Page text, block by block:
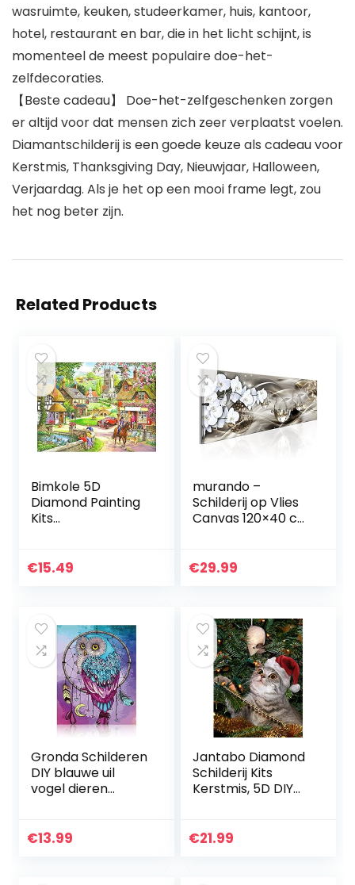
wasruimte, keuken, studeerkamer, huis, kantoor,
hotel, restaurant en bar, die in het licht schijnt, is
momenteel de meest populaire doe-het-
zelfdecoraties.
【Beste cadeau】 Doe-het-zelfgeschenken zorgen
er altijd voor dat mensen zich zeer verplaatst voelen.
Diamantschilderij is een goede keuze als cadeau voor
Kerstmis, Thanksgiving Day, Nieuwjaar, Halloween,
Verjaardag. Als je het op een mooi frame legt, zou
het nog beter zijn.
Related Products
Bimkole 5D
Diamond Painting
Kits
Schilderij Kit Full
€15.49
murando –
Schilderij op Vlies
Canvas 120×40 cm
Print Wandfoto
€29.99
Gronda Schilderen
DIY blauwe uil
vogel dieren
paars set natuur
€13.99
Jantabo Diamond
Schilderij Kits
Kerstmis, 5D DIY
Diamond Painting
€21.99